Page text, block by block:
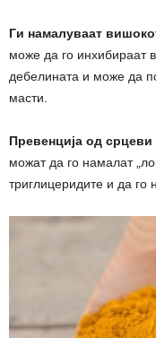
Ги намалуваат
може да го инхибираат
дебелината и може да
масти.
Превенција од
можат да го намалат
триглицеридите и да го